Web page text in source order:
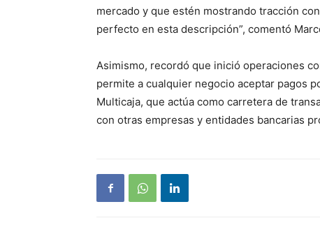
mercado y que estén mostrando tracción
perfecto en esta descripción”, comentó
Asimismo, recordó que inició operaciones
permite a cualquier negocio aceptar pagos
Multicaja, que actúa como carretera de
con otras empresas y entidades bancarias